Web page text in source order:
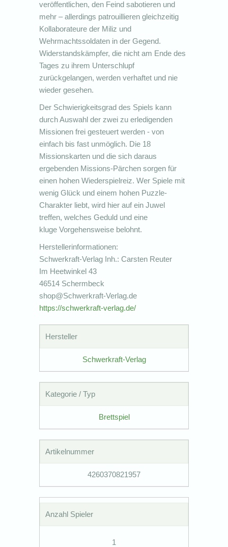
veröffentlichen, den Feind sabotieren und
mehr – allerdings patrouillieren gleichzeitig
Kollaborateure der Miliz und
Wehrmachtssoldaten in der Gegend.
Widerstandskämpfer, die nicht am Ende des
Tages zu ihrem Unterschlupf
zurückgelangen, werden verhaftet und nie
wieder gesehen.
Der Schwierigkeitsgrad des Spiels kann
durch Auswahl der zwei zu erledigenden
Missionen frei gesteuert werden - von
einfach bis fast unmöglich. Die 18
Missionskarten und die sich daraus
ergebenden Missions-Pärchen sorgen für
einen hohen Wiederspielreiz. Wer Spiele mit
wenig Glück und einem hohen Puzzle-
Charakter liebt, wird hier auf ein Juwel
treffen, welches Geduld und eine
kluge Vorgehensweise belohnt.
Herstellerinformationen:
Schwerkraft-Verlag Inh.: Carsten Reuter
Im Heetwinkel 43
46514 Schermbeck
shop@Schwerkraft-Verlag.de
https://schwerkraft-verlag.de/
Hersteller
Schwerkraft-Verlag
Kategorie / Typ
Brettspiel
Artikelnummer
4260370821957
Anzahl Spieler
1